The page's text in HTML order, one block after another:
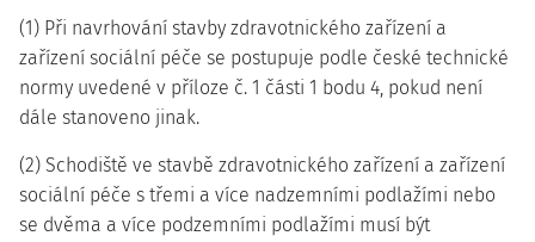
(1) Při navrhování stavby zdravotnického zařízení a
zařízení sociální péče se postupuje podle české technické
normy uvedené v příloze č. 1 části 1 bodu 4, pokud není
dále stanoveno jinak.
(2) Schodiště ve stavbě zdravotnického zařízení a zařízení
sociální péče s třemi a více nadzemními podlažími nebo
se dvěma a více podzemními podlažími musí být